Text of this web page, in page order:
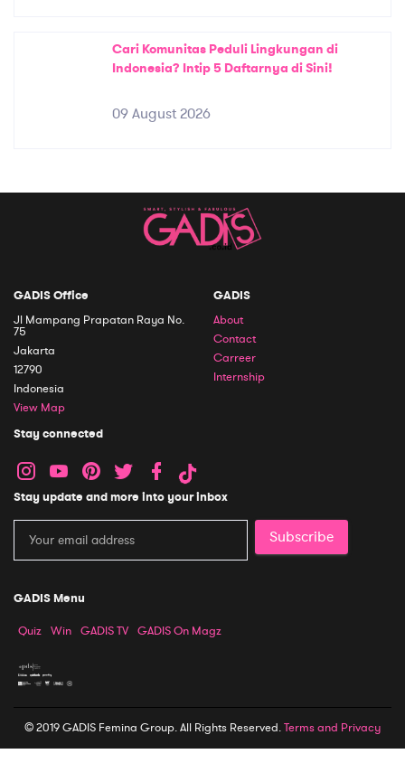
Cari Komunitas Peduli Lingkungan di
Indonesia? Intip 5 Daftarnya di Sini!
09 August 2026
GADIS Office
Jl Mampang Prapatan Raya No.
75
Jakarta
12790
Indonesia
View Map
GADIS
About
Contact
Carreer
Internship
Stay connected
Stay update and more into your inbox
Subscribe
GADIS Menu
Quiz Win GADIS TV GADIS On Magz
© 2019 GADIS Femina Group. All Rights Reserved.Terms and Privacy